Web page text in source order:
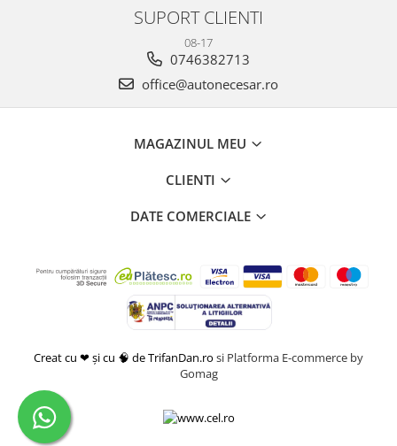
SUPORT CLIENTI
08-17
0746382713
office@autonecesar.ro
MAGAZINUL MEU
CLIENTI
DATE COMERCIALE
Creat cu ❤ și cu 🧠 de TrifanDan.ro si Platforma E-commerce by
Gomag